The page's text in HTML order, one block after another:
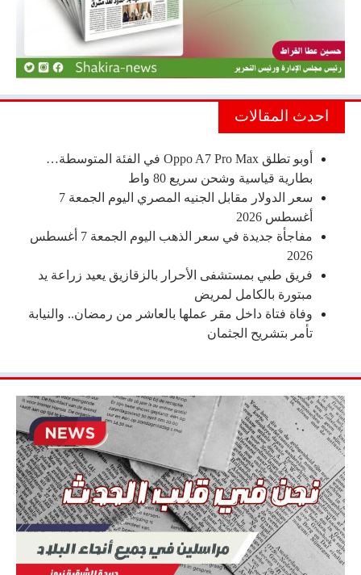
احدث المقالات
أوبو تطلق Oppo A7 Pro Max في الفئة المتوسطة…
بطارية قياسية وشحن سريع 80 واط
سعر الدولار مقابل الجنيه المصري اليوم الجمعة 7
أغسطس 2026
مفاجأة جديدة في سعر الذهب اليوم الجمعة 7 أغسطس
2026
فريق طبي بمستشفى الأحرار بالزقازيق يعيد زراعة يد
مبتورة بالكامل لمريض
وفاة فتاة داخل مقر عملها بالعاشر من رمضان.. والنيابة
تأمر بتشريح الجثمان